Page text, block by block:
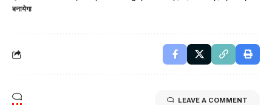
बनायेगा
LEAVE A COMMENT